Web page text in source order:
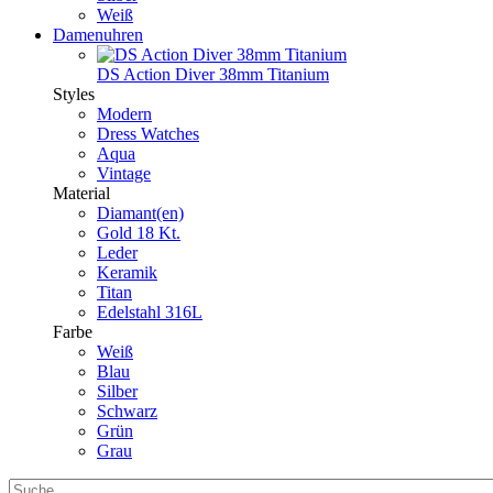
Weiß
Damenuhren
DS Action Diver 38mm Titanium
Styles
Modern
Dress Watches
Aqua
Vintage
Material
Diamant(en)
Gold 18 Kt.
Leder
Keramik
Titan
Edelstahl 316L
Farbe
Weiß
Blau
Silber
Schwarz
Grün
Grau